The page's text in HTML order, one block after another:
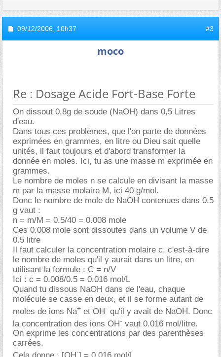
09/12/2006, 10h37 #3
moco
Re : Dosage Acide Fort-Base Forte
On dissout 0,8g de soude (NaOH) dans 0,5 Litres
d'eau.
Dans tous ces problèmes, que l'on parte de données
exprimées en grammes, en litre ou Dieu sait quelle
unités, il faut toujours et d'abord transformer la
donnée en moles. Ici, tu as une masse m exprimée en
grammes.
Le nombre de moles n se calcule en divisant la masse
m par la masse molaire M, ici 40 g/mol.
Donc le nombre de mole de NaOH contenues dans 0.5
g vaut :
n = m/M = 0.5/40 = 0.008 mole
Ces 0.008 mole sont dissoutes dans un volume V de
0.5 litre
Il faut calculer la concentration molaire c, c'est-à-dire
le nombre de moles qu'il y aurait dans un litre, en
utilisant la formule : C = n/V
Ici : c = 0.008/0.5 = 0.016 mol/L
Quand tu dissous NaOH dans de l'eau, chaque
molécule se casse en deux, et il se forme autant de
moles de ions Na+ et OH- qu'il y avait de NaOH. Donc
la concentration des ions OH- vaut 0.016 mol/litre.
On exprime les concentrations par des parenthèses
carrées.
-